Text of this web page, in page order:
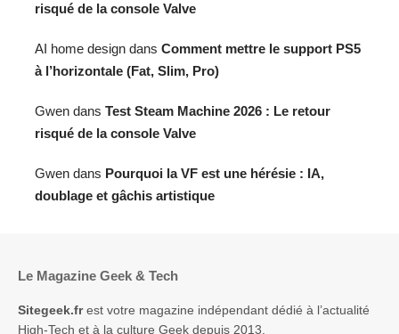
risqué de la console Valve
AI home design dans Comment mettre le support PS5
à l’horizontale (Fat, Slim, Pro)
Gwen dans Test Steam Machine 2026 : Le retour
risqué de la console Valve
Gwen dans Pourquoi la VF est une hérésie : IA,
doublage et gâchis artistique
Le Magazine Geek & Tech
Sitegeek.frest votre magazine indépendant dédié à l’actualité
High-Tech et à la culture Geek depuis 2013.